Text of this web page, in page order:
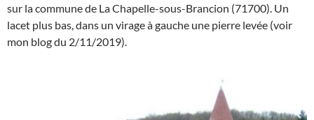
sur la commune de La Chapelle-sous-Brancion (71700). Un
lacet plus bas, dans un virage à gauche une pierre levée (voir
mon blog du 2/11/2019).